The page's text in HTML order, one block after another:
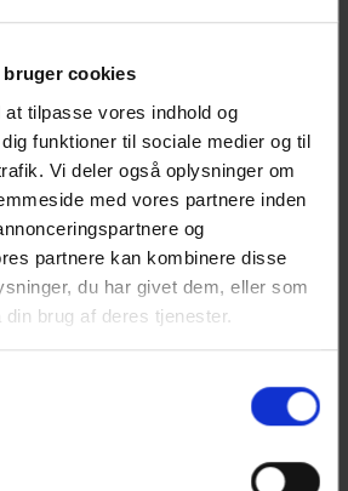
bruger cookies
tilpasse vores indhold og
funktioner til sociale medier og til
Vi deler også oplysninger om
med vores partnere inden
og
partnere kan kombinere disse
du har givet dem, eller som
brug af deres tjenester.
blanding af teoretisk viden og
i Danmark. Vi deltager typisk i
MasterClass og
natur